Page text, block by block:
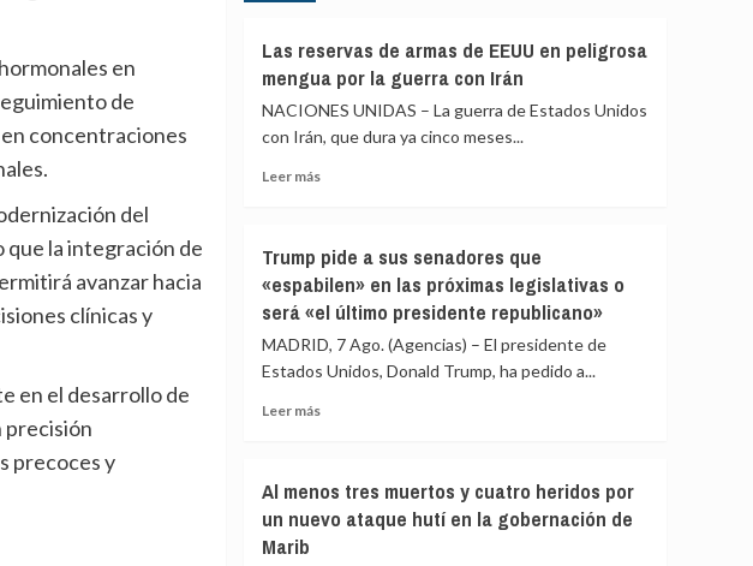
de
concentraciones
que la integración de
avanzar hacia
clínicas y
precisión
precoces y
crisis
de
Ceuta
si
las
comunidades
rechazan
de
Ceuta
Las reservas de armas de EEUU en peligrosa
mengua por la guerra con Irán
NACIONES UNIDAS – La guerra de Estados Unidos
con Irán, que dura ya cinco meses...
Leer másLeer
reservas
de
armas
EEUU
en
guerra
con
Trump pide a sus senadores que
«espabilen» en las próximas legislativas o
será «el último presidente republicano»
MADRID, 7 Ago. (Agencias) – El presidente de
Estados Unidos, Donald Trump, ha pedido a...
Leer másLeer
pide
a
Al menos tres muertos y cuatro heridos por
un nuevo ataque hutí en la gobernación de
Marib